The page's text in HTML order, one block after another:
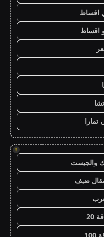
اقساط
اقساط
!
والجيست
20